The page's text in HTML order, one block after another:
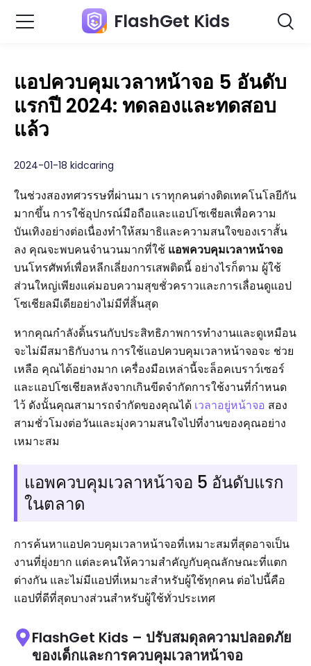
FlashGet Kids
แอปควบคุมเวลาหน้าจอ 5 อันดับ
แรกปี 2024: ทดลองและทดสอบ
แล้ว
2024-01-18 kidcaring
ในช่วงสองทศวรรษที่ผ่านมา เราทุกคนต่างติดเทคโนโลยีกัน
มากขึ้น การใช้อุปกรณ์มือถือและแอปโซเชียลเพื่อความ
บันเทิงอย่างต่อเนื่องทำให้สมาธิและความสนใจของเราสั้น
ลง คุณจะพบคนจำนวนมากที่ใช้ แอพควบคุมเวลาหน้าจอ
บนโทรศัพท์เพื่อหลีกเลี่ยงการเสพติดนี้ อย่างไรก็ตาม ผู้ใช้
ส่วนใหญ่เพียงแค่มอบความสุขชั่วคราวและการเลื่อนดูแอป
โซเชียลมีเดียอย่างไม่มีที่สิ้นสุด
หากคุณกำลังดิ้นรนกับประสิทธิภาพการทำงานและดูเหมือน
จะไม่มีสมาธิกับงาน การใช้แอปควบคุมเวลาหน้าจอจะ ช่วย
เหลือ คุณได้อย่างมาก เครื่องมือเหล่านี้จะล็อคเบราว์เซอร์
และแอปโซเชียลหลังจากเกินขีดจำกัดการใช้งานที่กำหนด
ไว้ ดังนั้นคุณสามารถจำกัดของคุณได้ เวลาอยู่หน้าจอ สอง
สามชั่วโมงต่อวันและมุ่งความสนใจไปที่งานของคุณอย่าง
เหมาะสม
แอพควบคุมเวลาหน้าจอ 5 อันดับแรก
ในตลาด
การค้นหาแอปควบคุมเวลาหน้าจอที่เหมาะสมที่สุดอาจเป็น
งานที่ยุ่งยาก แต่ละคนให้ความสำคัญกับคุณลักษณะที่แตก
ต่างกัน และไม่มีแอปที่เหมาะสำหรับผู้ใช้ทุกคน ต่อไปนี้คือ
แอปที่ดีที่สุดบางส่วนสำหรับผู้ใช้ทั่วประเทศ
FlashGet Kids – ปรับสมดุลความปลอดภัย
ของเด็กและการควบคุมเวลาหน้าจอ